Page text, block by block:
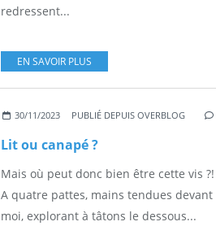
redressent...
EN SAVOIR PLUS
30/11/2023 PUBLIÉ DEPUIS OVERBLOG
Lit ou canapé ?
Mais où peut donc bien être cette vis ?!
A quatre pattes, mains tendues devant
moi, explorant à tâtons le dessous...